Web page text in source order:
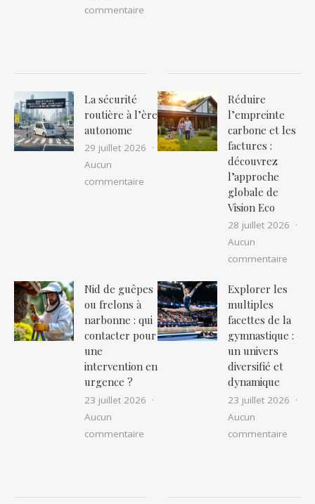
commentaire
La sécurité
routière à l’ère
autonome
29 juillet 2026
Aucun
commentaire sur La sécurité routière à l’ère
Réduire
l’empreinte
carbone et les
factures :
découvrez
l’approche
globale de
Vision Eco
28 juillet 2026
Aucun
commentaire
Nid de guêpes
ou frelons à
narbonne : qui
contacter pour
une
intervention en
urgence ?
23 juillet 2026
Aucun
commentaire sur Nid de guêpes ou frelons à
Explorer les
multiples
facettes de la
gymnastique :
un univers
diversifié et
dynamique
23 juillet 2026
Aucun
commentaire